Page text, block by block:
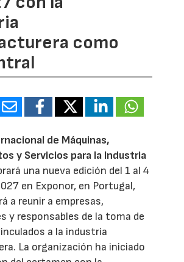
como
de Máquinas,
y Servicios para la Industria
una nueva edición del 1 al 4
en Exponor, en Portugal,
a reunir a empresas,
y responsables de la toma de
a la industria
La organización ha iniciado